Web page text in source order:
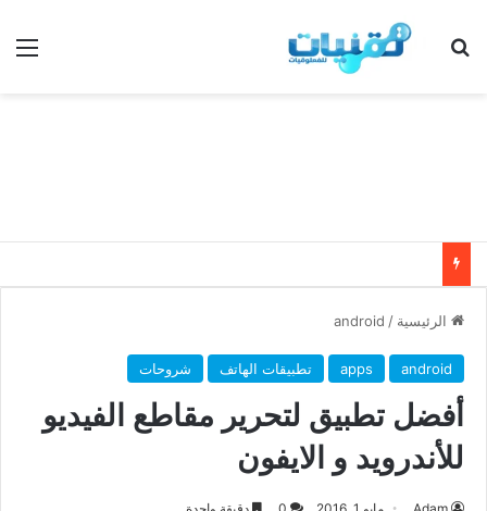
بحث عن
الرئيسية /
android
android
apps تطبيقات الهاتف شروحات
أفضل تطبيق لتحرير مقاطع الفيديو
للأندرويد و الايفون